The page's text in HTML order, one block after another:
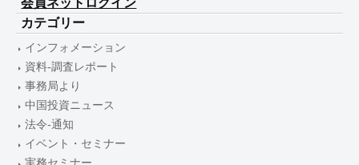
会員ネットログイン
カテゴリー
インフォメーション
資料-調査レポート
事務局より
中国投資ニュース
法令-通知
イベント・セミナー